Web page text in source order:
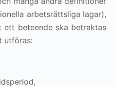
arbetsrättsliga lagar),
beteende ska betraktas
utföras: